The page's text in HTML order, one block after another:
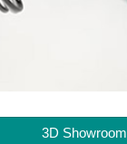
3D Showroom